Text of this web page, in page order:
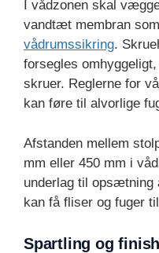
I vådzonen skal
vandtæt membran
vådrumssikring.
forsegles
skruer. Reglerne for
kan føre til alvorlige
Afstanden mellem
mm eller 450 mm i
underlag til
kan få fliser og fuger
Spartling og finish